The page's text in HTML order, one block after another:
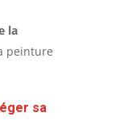
la
peinture
sa